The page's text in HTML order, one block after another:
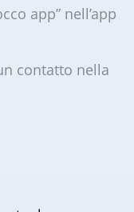
app” nell’app
contatto nella